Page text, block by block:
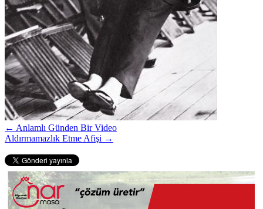
← Anlamlı Günden Bir Video
Aldırmamazlık Etme Afişi →